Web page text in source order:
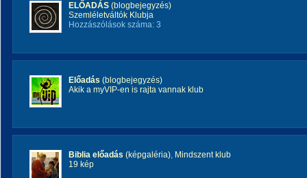
ELŐADÁS (blogbejegyzés)
Szemléletváltók Klubja
Hozzászólások száma: 3
Előadás (blogbejegyzés)
Akik a myVIP-en is rajta vannak klub
Biblia előadás (képgaléria), Mindszent klub
19 kép